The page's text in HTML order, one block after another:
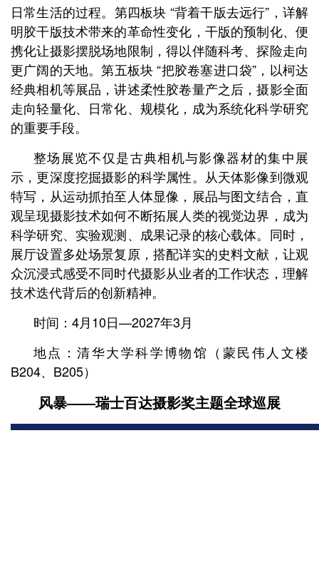
日常生活的过程。第四板块 “背着干版去远行”，详解
明胶干版技术带来的革命性变化，干版的预制化、便
携化让摄影摆脱场地限制，得以伴随科考、探险走向
更广阔的天地。第五板块 “把胶卷塞进口袋”，以柯达
经典相机等展品，讲述柔性胶卷量产之后，摄影全面
走向轻量化、日常化、规模化，成为系统化科学研究
的重要手段。
整场展览不仅是古典相机与影像器材的集中展
示，更深度挖掘摄影的科学属性。从天体影像到微观
特写，从运动抓拍至人体显像，展品与图文结合，直
观呈现摄影技术如何不断拓展人类的视觉边界，成为
科学研究、实验观测、成果记录的核心载体。同时，
展厅设置多处场景复原，搭配详实的史料文献，让观
众沉浸式感受不同时代摄影从业者的工作状态，理解
技术迭代背后的创新精神。
时间：4月10日—2027年3月
地点：清华大学科学博物馆（蒙民伟人文楼
B204、B205）
风暴——瑞士百达摄影奖主题全球巡展